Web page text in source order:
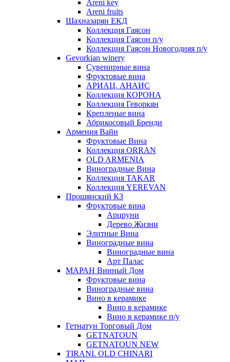
Areni key
Areni fruits
Шахназарян ЕКД
Коллекция Гаясон
Коллекция Гаясон п/у
Коллекция Гаясон Новогодняя п/у
Gevorkian winery
Сувенирные вина
Фруктовые вина
АРИАЦ. АНАИС
Коллекция КОРОНА
Коллекция Геворкян
Крепленые вина
Абрикосовый Бренди
Армения Вайн
Фруктовые Вина
Коллекция ORRAN
OLD ARMENIA
Виноградные Вина
Коллекция TAKAR
Коллекция YEREVAN
Прошянский КЗ
Фруктовые вина
Арцруни
Дерево Жизни
Элитные Вина
Виноградные вина
Виноградные вина
Арт Палас
МАРАН Винный Дом
Фруктовые вина
Виноградные вина
Вино в керамике
Вино в керамике
Вино в керамике п/у
Гетнатун Торговый Дом
GETNATOUN
GETNATOUN NEW
TIRANI. OLD CHINARI